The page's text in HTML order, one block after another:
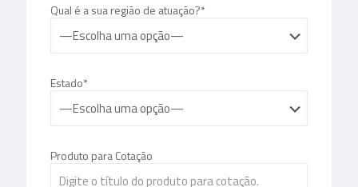
Qual é a sua região de atuação?*
Estado*
Produto para Cotação